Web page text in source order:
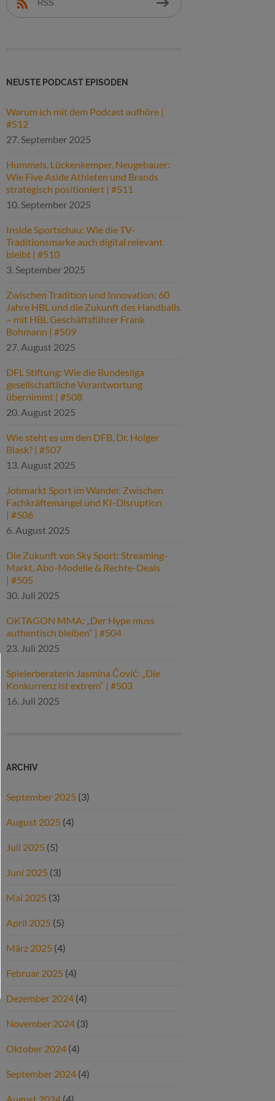
RSS
NEUSTE PODCAST EPISODEN
Warum ich mit dem Podcast aufhöre |
#512
27. September 2025
Hummels, Lückenkemper, Neugebauer:
Wie Five Aside Athleten und Brands
strategisch positioniert | #511
10. September 2025
Inside Sportschau: Wie die TV-
Traditionsmarke auch digital relevant
bleibt | #510
3. September 2025
Zwischen Tradition und Innovation: 60
Jahre HBL und die Zukunft des Handballs
– mit HBL Geschäftsführer Frank
Bohmann | #509
27. August 2025
DFL Stiftung: Wie die Bundesliga
gesellschaftliche Verantwortung
übernimmt | #508
20. August 2025
Wie steht es um den DFB, Dr. Holger
Blask? | #507
13. August 2025
Jobmarkt Sport im Wandel: Zwischen
Fachkräftemangel und KI-Disruption
| #506
6. August 2025
Die Zukunft von Sky Sport: Streaming-
Markt, Abo-Modelle & Rechte-Deals
| #505
30. Juli 2025
OKTAGON MMA: „Der Hype muss
authentisch bleiben“ | #504
23. Juli 2025
Spielerberaterin Jasmina Čović: „Die
Konkurrenz ist extrem“ | #503
16. Juli 2025
ARCHIV
September 2025 (3)
August 2025 (4)
Juli 2025 (5)
Juni 2025 (3)
Mai 2025 (3)
April 2025 (5)
März 2025 (4)
Februar 2025 (4)
Dezember 2024 (4)
November 2024 (3)
Oktober 2024 (4)
September 2024 (4)